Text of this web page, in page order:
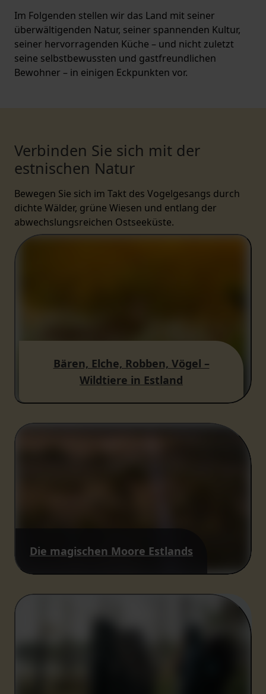
Im Folgenden stellen wir das Land mit seiner
überwältigenden Natur, seiner spannenden Kultur,
seiner hervorragenden Küche – und nicht zuletzt
seine selbstbewussten und gastfreundlichen
Bewohner – in einigen Eckpunkten vor.
Verbinden Sie sich mit der
estnischen Natur
Bewegen Sie sich im Takt des Vogelgesangs durch
dichte Wälder, grüne Wiesen und entlang der
abwechslungsreichen Ostseeküste.
Bären, Elche, Robben, Vögel –
Wildtiere in Estland
Die magischen Moore Estlands